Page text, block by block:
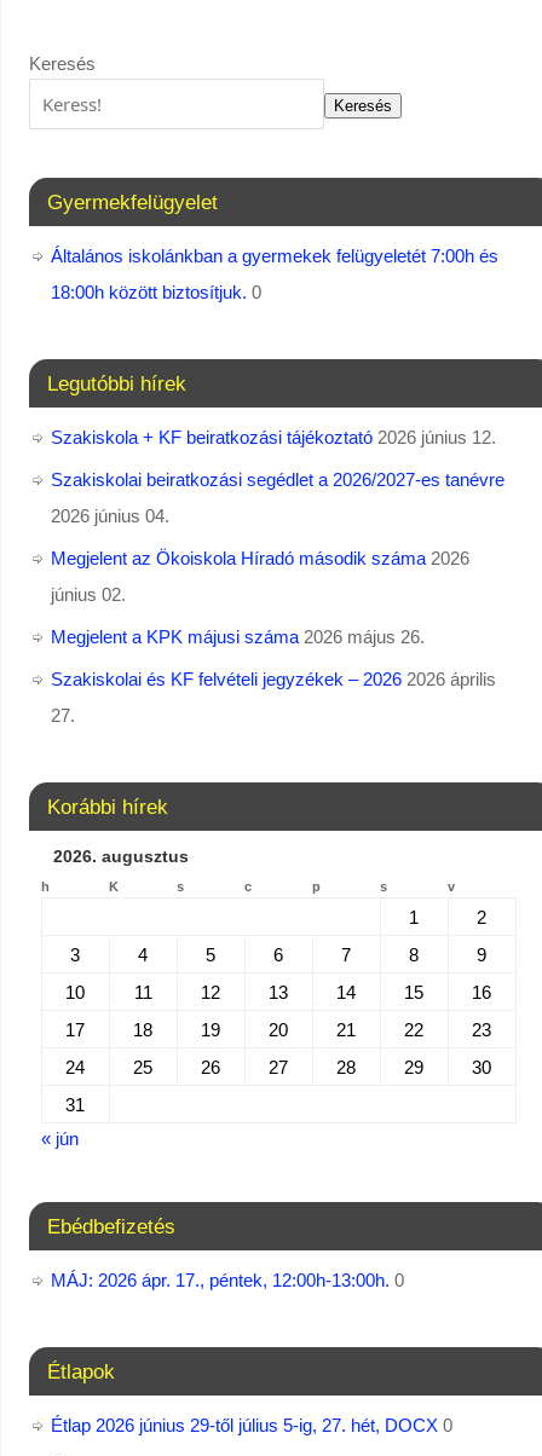
Keresés
Keresés
Gyermekfelügyelet
Általános iskolánkban a gyermekek felügyeletét 7:00h és
18:00h között biztosítjuk. 0
Legutóbbi hírek
Szakiskola + KF beiratkozási tájékoztató 2026 június 12.
Szakiskolai beiratkozási segédlet a 2026/2027-es tanévre
2026 június 04.
Megjelent az Ökoiskola Híradó második száma 2026
június 02.
Megjelent a KPK májusi száma 2026 május 26.
Szakiskolai és KF felvételi jegyzékek – 2026 2026 április
27.
Korábbi hírek
2026. augusztus
h K s c p s v
1
2
3
4 5 6 7 8
9
10
11 12 13 14 15
16
17
18 19 20 21 22
23
24
25 26 27 28 29
30
31
« jún
Ebédbefizetés
MÁJ: 2026 ápr. 17., péntek, 12:00h-13:00h. 0
Étlapok
Étlap 2026 június 29-től július 5-ig, 27. hét, DOCX0